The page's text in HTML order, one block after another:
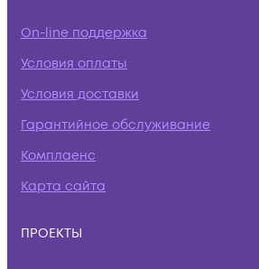
On-line поддержка
Условия оплаты
Условия доставки
Гарантийное обслуживание
Комплаенс
Карта сайта
ПРОЕКТЫ